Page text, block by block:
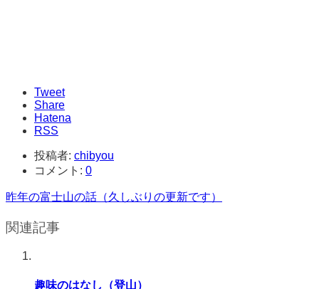
Tweet
Share
Hatena
RSS
投稿者: chibyou
コメント: 0
昨年の富士山の話（久しぶりの更新です）
関連記事
趣味のはなし（登山）